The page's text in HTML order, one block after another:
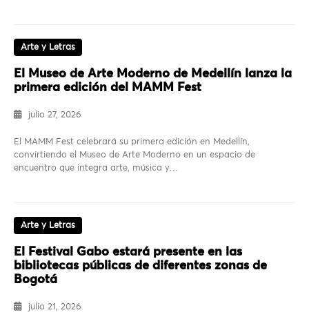
Arte y Letras
El Museo de Arte Moderno de Medellín lanza la
primera edición del MAMM Fest
julio 27, 2026
El MAMM Fest celebrará su primera edición en Medellín,
convirtiendo el Museo de Arte Moderno en un espacio de
encuentro que integra arte, música y…
Arte y Letras
El Festival Gabo estará presente en las
bibliotecas públicas de diferentes zonas de
Bogotá
julio 21, 2026